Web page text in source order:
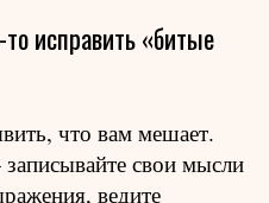
исправить «битые
что вам мешает.
свои мысли
ведите